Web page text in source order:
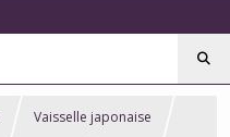
Vaisselle japonaise